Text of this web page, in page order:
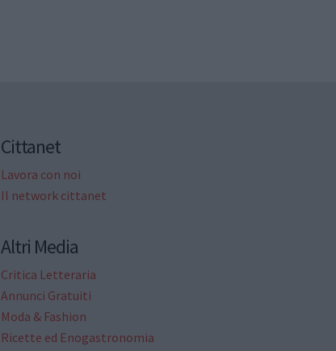
Cittanet
Lavora con noi
Il network cittanet
Altri Media
Critica Letteraria
Annunci Gratuiti
Moda & Fashion
Ricette ed Enogastronomia